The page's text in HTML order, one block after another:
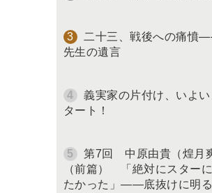
二十三、戦後への痛憤
先生の遺言
義実家の片付け、いよい
タート！
第7回 中原由貴（煌月
（前篇） 「絶対にスター
たかった」――底抜けに明